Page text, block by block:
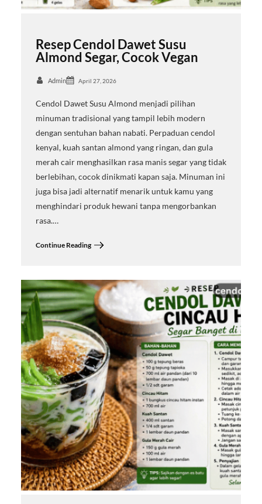
Resep Cendol Dawet Susu
Almond Segar, Cocok Vegan
Admin April 27, 2026
Cendol Dawet Susu Almond menjadi pilihan
minuman tradisional yang tampil lebih modern
dengan sentuhan bahan nabati. Perpaduan cendol
kenyal, kuah santan almond yang ringan, dan gula
merah cair menghasilkan rasa manis segar yang tidak
berlebihan, cocok dinikmati kapan saja. Minuman ini
juga bisa jadi alternatif menarik untuk kamu yang
menghindari produk hewani tanpa mengorbankan
rasa.…
Continue Reading